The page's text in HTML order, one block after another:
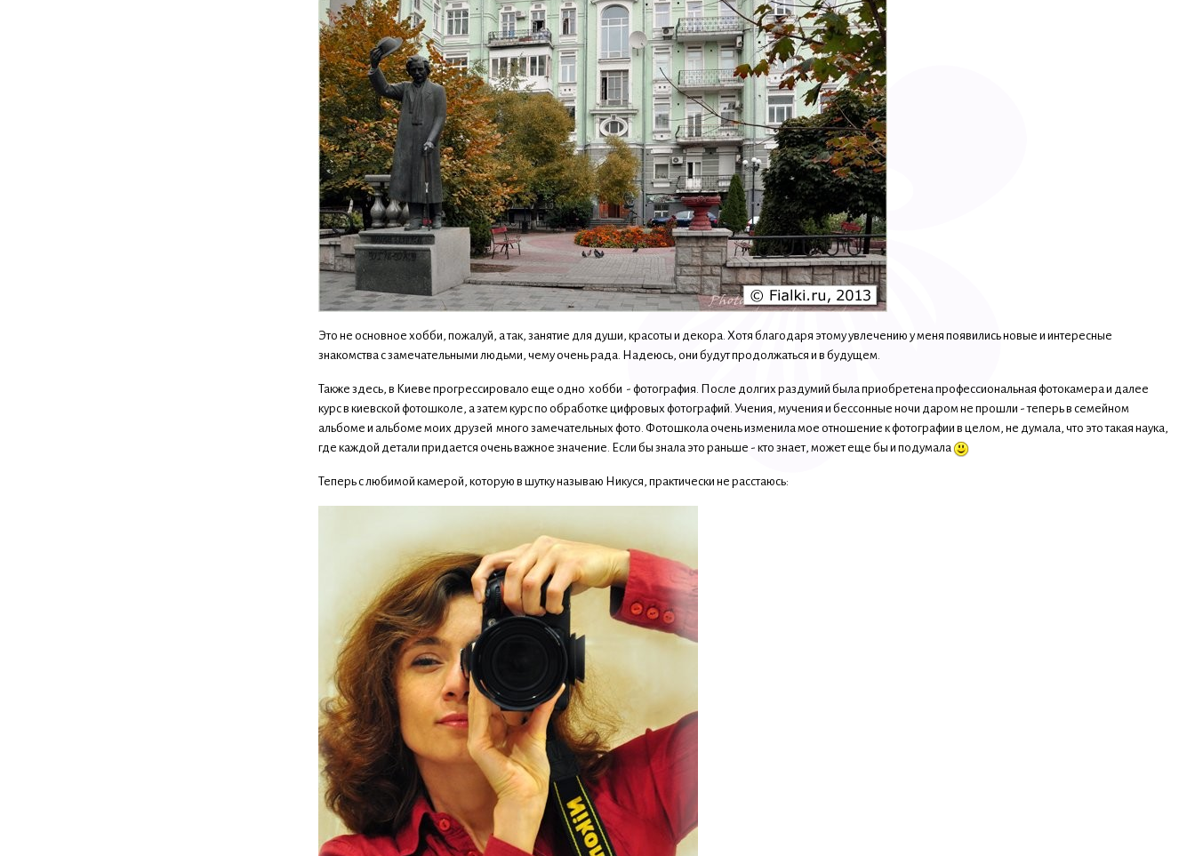
Это не основное хобби, пожалуй, а так, занятие для души, красоты и декора. Хотя благодаря этому увлечению у меня появились новые и интересные
знакомства с замечательными людьми, чему очень рада. Надеюсь, они будут продолжаться и в будущем.
Также здесь, в Киеве прогрессировало еще одно хобби - фотография. После долгих раздумий была приобретена профессиональная фотокамера и далее
курс в киевской фотошколе, а затем курс по обработке цифровых фотографий. Учения, мучения и бессонные ночи даром не прошли - теперь в семейном
альбоме и альбоме моих друзей много замечательных фото. Фотошкола очень изменила мое отношение к фотографии в целом, не думала, что это такая наука,
где каждой детали придается очень важное значение. Если бы знала это раньше - кто знает, может еще бы и подумала
Теперь с любимой камерой, которую в шутку называю Никуся, практически не расстаюсь: